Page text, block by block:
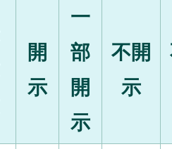
開
示
一
部
開
示
不開
示